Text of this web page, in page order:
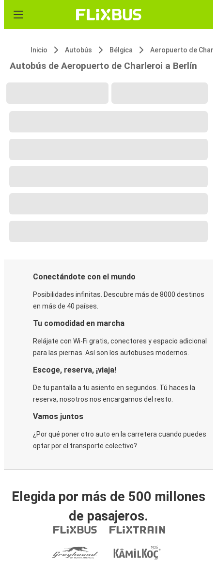
Inicio Autobús Bélgica
Autobús de Aeropuerto de Charleroi a Berlín
Conectándote con el mundo
Posibilidades infinitas. Descubre más de 8000 destinos
en más de 40 países.
Tu comodidad en marcha
Relájate con Wi-Fi gratis, conectores y espacio adicional
para las piernas. Así son los autobuses modernos.
Escoge, reserva, ¡viaja!
De tu pantalla a tu asiento en segundos. Tú haces la
reserva, nosotros nos encargamos del resto.
Vamos juntos
¿Por qué poner otro auto en la carretera cuando puedes
optar por el transporte colectivo?
Elegida por más de 500 millones
de pasajeros.